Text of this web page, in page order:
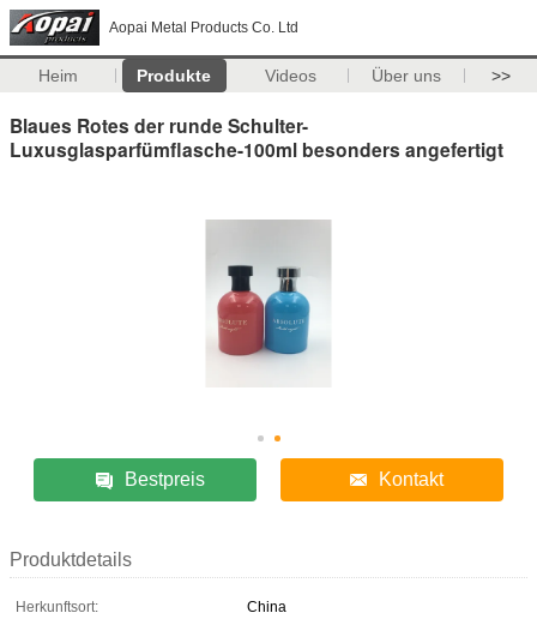
Aopai Metal Products Co. Ltd
Heim Produkte Videos Über uns >>
Blaues Rotes der runde Schulter-
Luxusglasparfümflasche-100ml besonders angefertigt
Bestpreis Kontakt
Produktdetails
Herkunftsort:
China